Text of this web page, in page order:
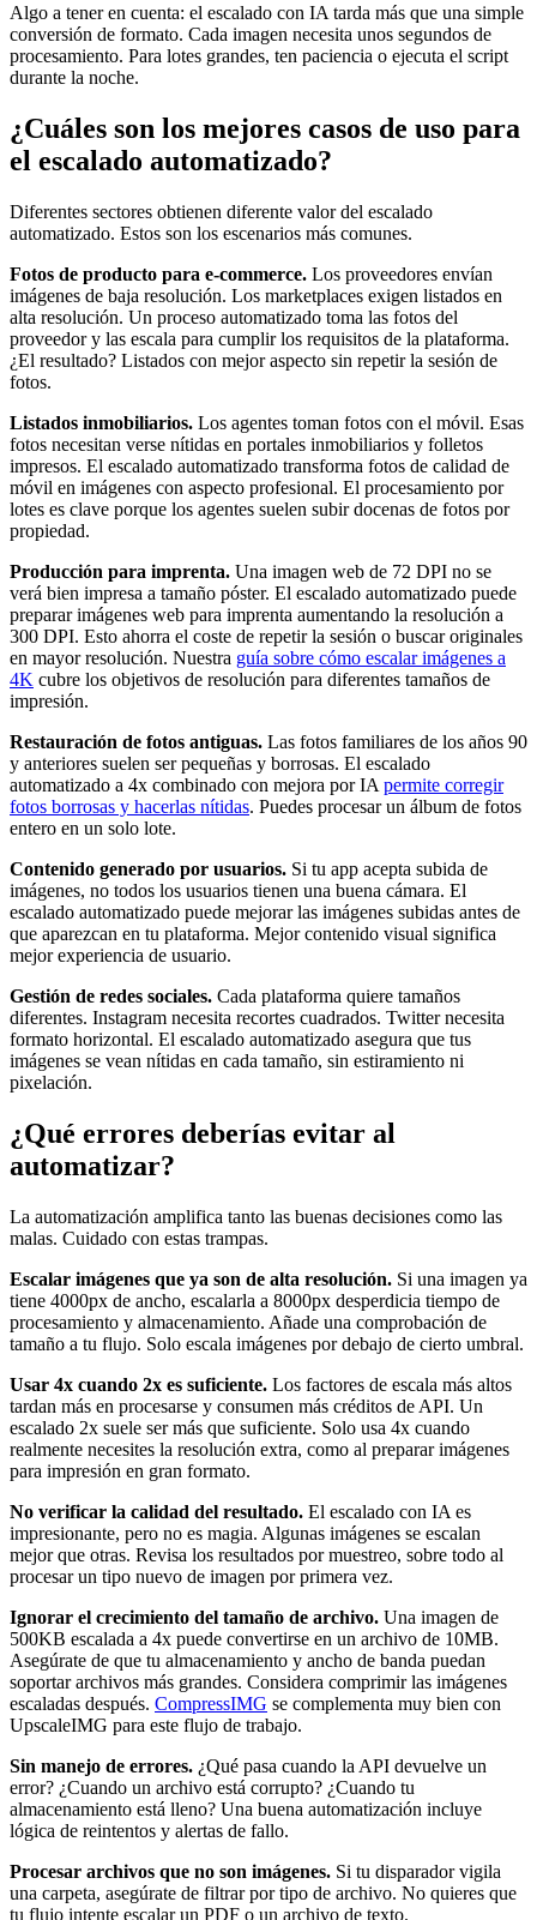
Algo a tener en cuenta: el escalado con IA tarda más que una simple
conversión de formato. Cada imagen necesita unos segundos de
procesamiento. Para lotes grandes, ten paciencia o ejecuta el script
durante la noche.
¿Cuáles son los mejores casos de uso para
el escalado automatizado?
Diferentes sectores obtienen diferente valor del escalado
automatizado. Estos son los escenarios más comunes.
Fotos de producto para e-commerce. Los proveedores envían
imágenes de baja resolución. Los marketplaces exigen listados en
alta resolución. Un proceso automatizado toma las fotos del
proveedor y las escala para cumplir los requisitos de la plataforma.
¿El resultado? Listados con mejor aspecto sin repetir la sesión de
fotos.
Listados inmobiliarios. Los agentes toman fotos con el móvil. Esas
fotos necesitan verse nítidas en portales inmobiliarios y folletos
impresos. El escalado automatizado transforma fotos de calidad de
móvil en imágenes con aspecto profesional. El procesamiento por
lotes es clave porque los agentes suelen subir docenas de fotos por
propiedad.
Producción para imprenta. Una imagen web de 72 DPI no se
verá bien impresa a tamaño póster. El escalado automatizado puede
preparar imágenes web para imprenta aumentando la resolución a
300 DPI. Esto ahorra el coste de repetir la sesión o buscar originales
en mayor resolución. Nuestra guía sobre cómo escalar imágenes a
4K cubre los objetivos de resolución para diferentes tamaños de
impresión.
Restauración de fotos antiguas. Las fotos familiares de los años 90
y anteriores suelen ser pequeñas y borrosas. El escalado
automatizado a 4x combinado con mejora por IA permite corregir
fotos borrosas y hacerlas nítidas. Puedes procesar un álbum de fotos
entero en un solo lote.
Contenido generado por usuarios. Si tu app acepta subida de
imágenes, no todos los usuarios tienen una buena cámara. El
escalado automatizado puede mejorar las imágenes subidas antes de
que aparezcan en tu plataforma. Mejor contenido visual significa
mejor experiencia de usuario.
Gestión de redes sociales. Cada plataforma quiere tamaños
diferentes. Instagram necesita recortes cuadrados. Twitter necesita
formato horizontal. El escalado automatizado asegura que tus
imágenes se vean nítidas en cada tamaño, sin estiramiento ni
pixelación.
¿Qué errores deberías evitar al
automatizar?
La automatización amplifica tanto las buenas decisiones como las
malas. Cuidado con estas trampas.
Escalar imágenes que ya son de alta resolución. Si una imagen ya
tiene 4000px de ancho, escalarla a 8000px desperdicia tiempo de
procesamiento y almacenamiento. Añade una comprobación de
tamaño a tu flujo. Solo escala imágenes por debajo de cierto umbral.
Usar 4x cuando 2x es suficiente. Los factores de escala más altos
tardan más en procesarse y consumen más créditos de API. Un
escalado 2x suele ser más que suficiente. Solo usa 4x cuando
realmente necesites la resolución extra, como al preparar imágenes
para impresión en gran formato.
No verificar la calidad del resultado. El escalado con IA es
impresionante, pero no es magia. Algunas imágenes se escalan
mejor que otras. Revisa los resultados por muestreo, sobre todo al
procesar un tipo nuevo de imagen por primera vez.
Ignorar el crecimiento del tamaño de archivo. Una imagen de
500KB escalada a 4x puede convertirse en un archivo de 10MB.
Asegúrate de que tu almacenamiento y ancho de banda puedan
soportar archivos más grandes. Considera comprimir las imágenes
escaladas después. CompressIMG se complementa muy bien con
UpscaleIMG para este flujo de trabajo.
Sin manejo de errores. ¿Qué pasa cuando la API devuelve un
error? ¿Cuando un archivo está corrupto? ¿Cuando tu
almacenamiento está lleno? Una buena automatización incluye
lógica de reintentos y alertas de fallo.
Procesar archivos que no son imágenes. Si tu disparador vigila
una carpeta, asegúrate de filtrar por tipo de archivo. No quieres que
tu flujo intente escalar un PDF o un archivo de texto.